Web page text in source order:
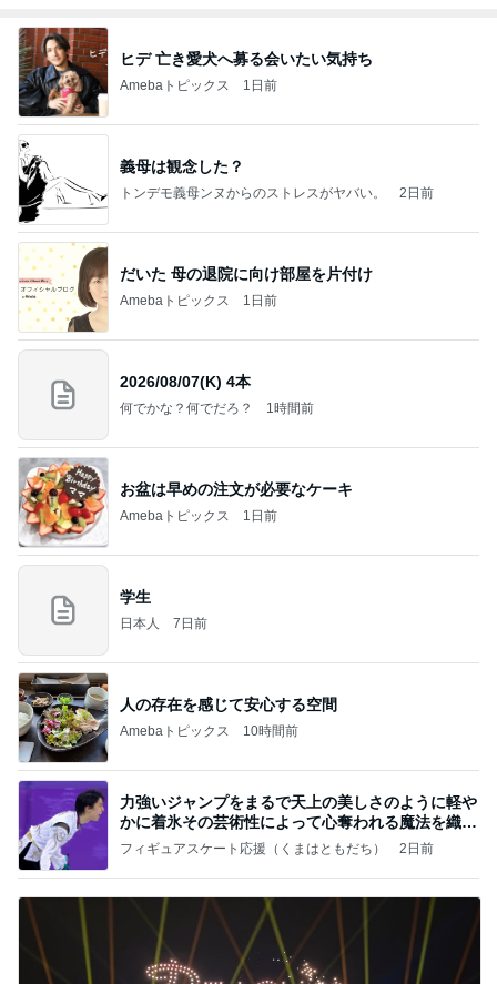
ヒデ 亡き愛犬へ募る会いたい気持ち
Amebaトピックス 1日前
義母は観念した？
トンデモ義母ンヌからのストレスがヤバい。 2日前
だいた 母の退院に向け部屋を片付け
Amebaトピックス 1日前
2026/08/07(K) 4本
何でかな？何でだろ？ 1時間前
お盆は早めの注文が必要なケーキ
Amebaトピックス 1日前
学生
日本人 7日前
人の存在を感じて安心する空間
Amebaトピックス 10時間前
力強いジャンプをまるで天上の美しさのように軽や
かに着氷その芸術性によって心奪われる魔法を織り
なす
フィギュアスケート応援（くまはともだち） 2日前